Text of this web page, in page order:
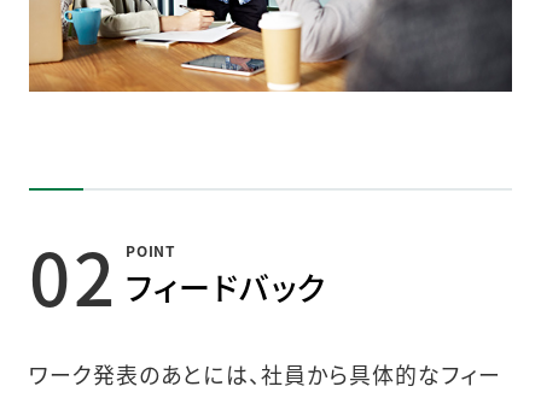
02 POINT
フィードバック
ワーク発表のあとには、社員から具体的なフィー